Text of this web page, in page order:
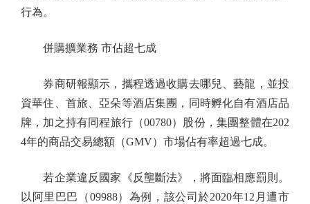
行為。
併購擴業務 市佔超七成
券商研報顯示，攜程透過收購去哪兒、藝龍，並投
資華住、首旅、亞朵等酒店集團，同時孵化自有酒店品
牌，加之持有同程旅行（00780）股份，集團整體在202
4年的商品交易總額（GMV）市場佔有率超過七成。
若企業違反國家《反壟斷法》，將面臨相應罰則。
以阿里巴巴（09988）為例，該公司於2020年12月遭市